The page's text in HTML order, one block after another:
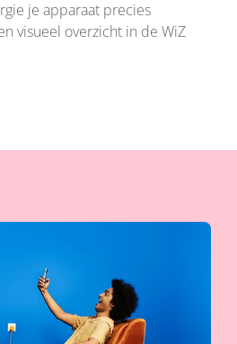
je apparaat precies
visueel overzicht in de WiZ